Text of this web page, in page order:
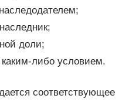
доли;
либо условием.
соответствующее